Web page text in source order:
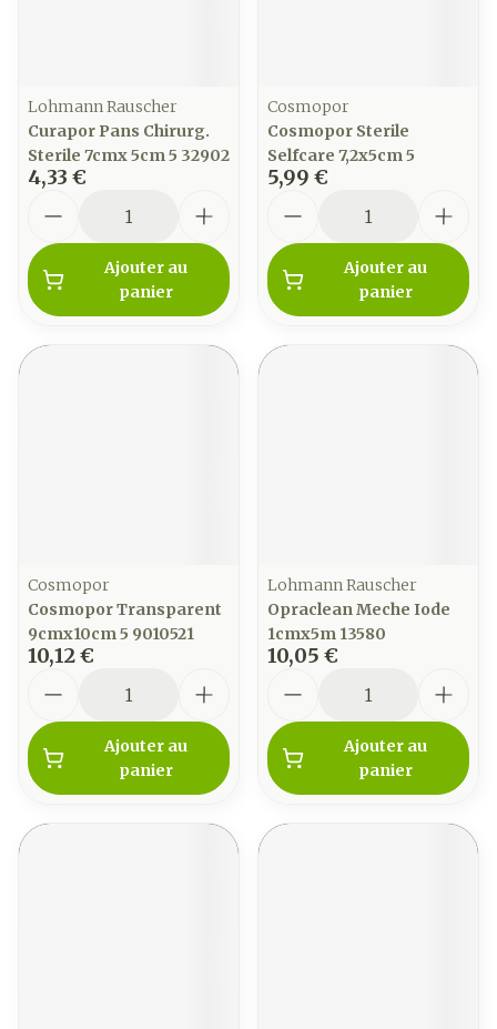
Lohmann Rauscher
Curapor Pans Chirurg.
Sterile 7cmx 5cm 5 32902
4,33 €
Ajouter au
panier
Cosmopor
Cosmopor Sterile
Selfcare 7,2x5cm 5
5,99 €
Ajouter au
panier
Cosmopor
Cosmopor Transparent
9cmx10cm 5 9010521
10,12 €
Ajouter au
panier
Lohmann Rauscher
Opraclean Meche Iode
1cmx5m 13580
10,05 €
Ajouter au
panier